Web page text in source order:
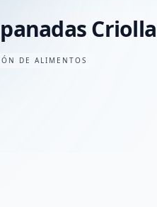
DE ALIMENTOS